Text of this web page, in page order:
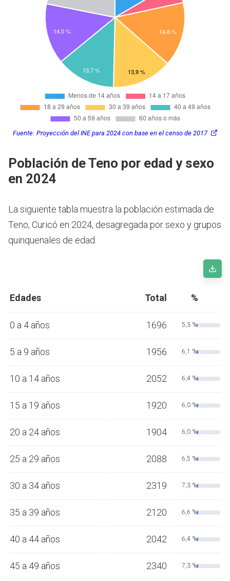
Fuente: Proyección del INE para 2024 con base en el censo de 2017
Población de Teno por edad y sexo
en 2024
La siguiente tabla muestra la población estimada de
Teno, Curicó en 2024, desagregada por sexo y grupos
quinquenales de edad.
Edades Total %
0 a 4 años 1696 5,3 %
5 a 9 años 1956 6,1 %
10 a 14 años 2052 6,4 %
15 a 19 años 1920 6,0 %
20 a 24 años 1904 6,0 %
25 a 29 años 2088 6,5 %
30 a 34 años 2319 7,3 %
35 a 39 años 2120 6,6 %
40 a 44 años 2042 6,4 %
45 a 49 años 2340 7,3 %